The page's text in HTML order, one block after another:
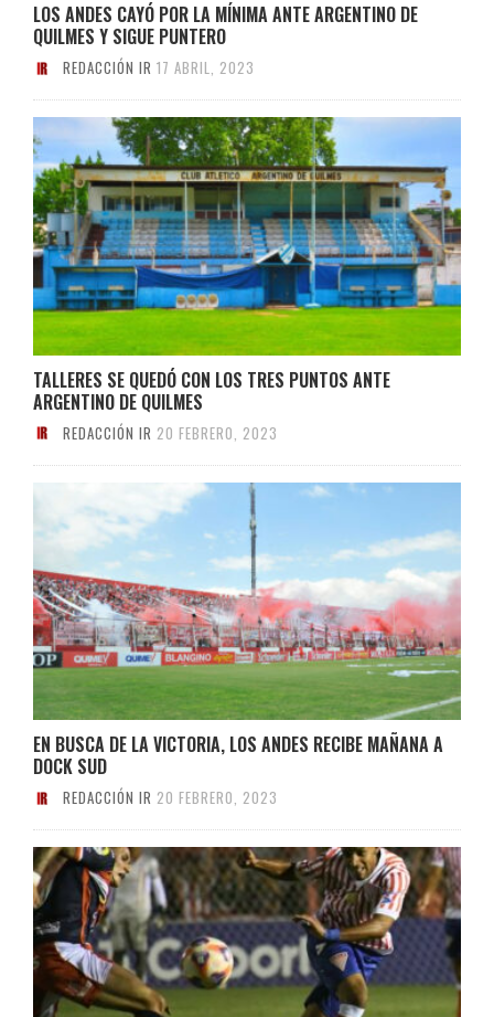
LOS ANDES CAYÓ POR LA MÍNIMA ANTE ARGENTINO DE
QUILMES Y SIGUE PUNTERO
REDACCIÓN IR 17 ABRIL, 2023
TALLERES SE QUEDÓ CON LOS TRES PUNTOS ANTE
ARGENTINO DE QUILMES
REDACCIÓN IR 20 FEBRERO, 2023
EN BUSCA DE LA VICTORIA, LOS ANDES RECIBE MAÑANA A
DOCK SUD
REDACCIÓN IR 20 FEBRERO, 2023